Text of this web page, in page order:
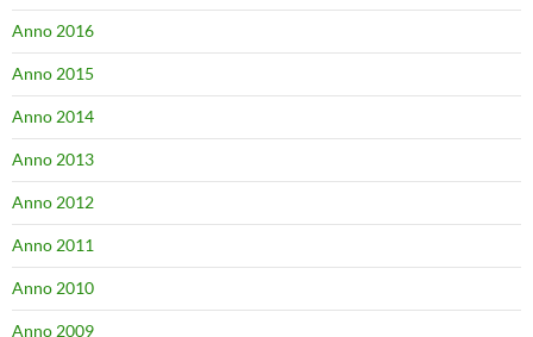
Anno 2016
Anno 2015
Anno 2014
Anno 2013
Anno 2012
Anno 2011
Anno 2010
Anno 2009